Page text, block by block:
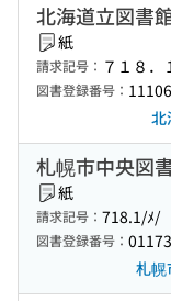
北海道立図書
紙
請求記号： ７１８．
図書登録番号：
北
札幌市中央図
紙
請求記号： 718.1/ﾒ/
図書登録番号：
札幌